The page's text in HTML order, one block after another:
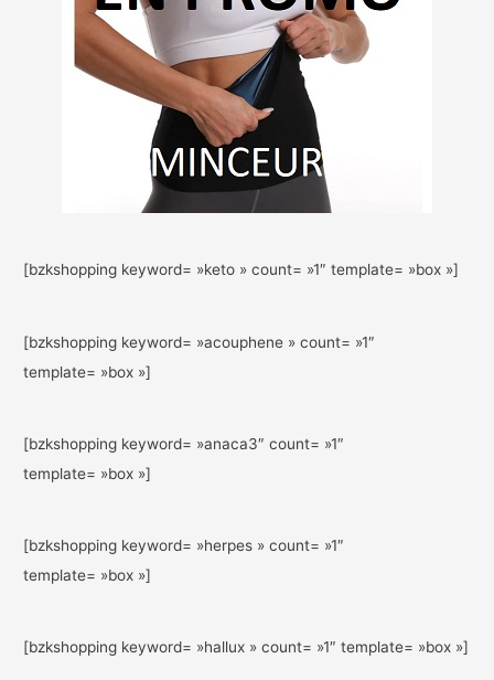
[bzkshopping keyword= »keto » count= »1″ template= »box »]
[bzkshopping keyword= »acouphene » count= »1″
template= »box »]
[bzkshopping keyword= »anaca3″ count= »1″
template= »box »]
[bzkshopping keyword= »herpes » count= »1″
template= »box »]
[bzkshopping keyword= »hallux » count= »1″ template= »box »]